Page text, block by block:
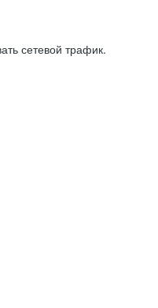
сетевой трафик.